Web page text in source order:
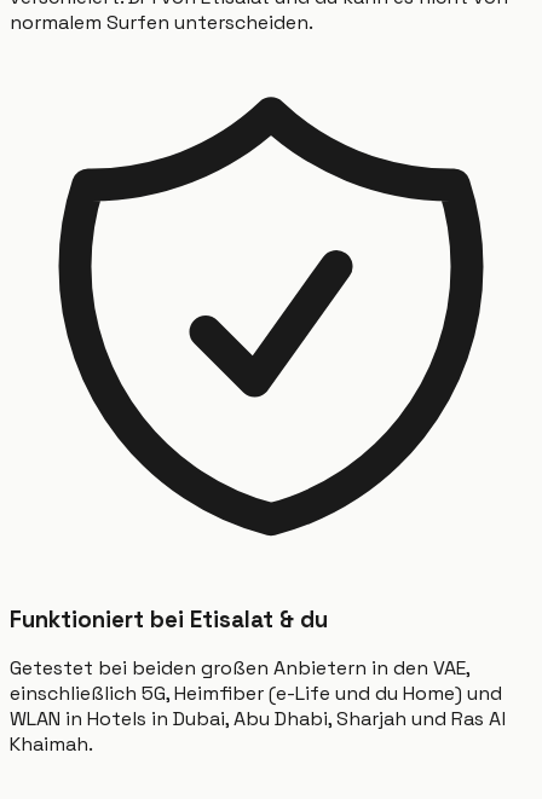
normalem Surfen unterscheiden.
Funktioniert bei Etisalat & du
Getestet bei beiden großen Anbietern in den VAE,
einschließlich 5G, Heimfiber (e-Life und du Home) und
WLAN in Hotels in Dubai, Abu Dhabi, Sharjah und Ras Al
Khaimah.